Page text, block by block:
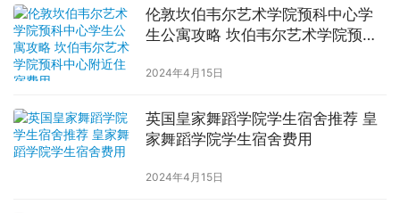
伦敦坎伯韦尔艺术学院预科中心学
生公寓攻略 坎伯韦尔艺术学院预科
2024年4月15日
英国皇家舞蹈学院学生宿舍推荐 皇
家舞蹈学院学生宿舍费用
2024年4月15日